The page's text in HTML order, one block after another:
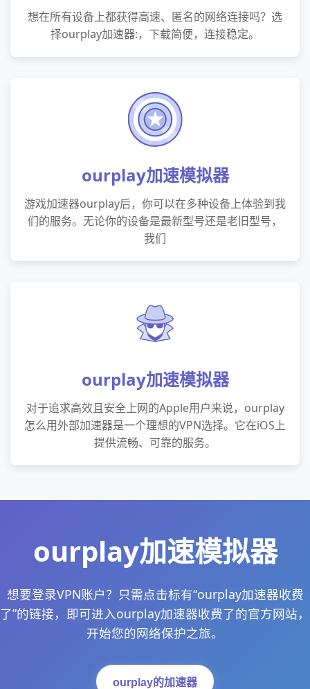
想在所有设备上都获得高速、匿名的网络连接吗？选
择ourplay加速器:，下载简便，连接稳定。
ourplay加速模拟器
游戏加速器ourplay后，你可以在多种设备上体验到我
们的服务。无论你的设备是最新型号还是老旧型号，
我们
ourplay加速模拟器
对于追求高效且安全上网的Apple用户来说，ourplay
怎么用外部加速器是一个理想的VPN选择。它在iOS上
提供流畅、可靠的服务。
ourplay加速模拟器
想要登录VPN账户？只需点击标有“ourplay加速器收费
了”的链接，即可进入ourplay加速器收费了的官方网站，
开始您的网络保护之旅。
ourplay的加速器